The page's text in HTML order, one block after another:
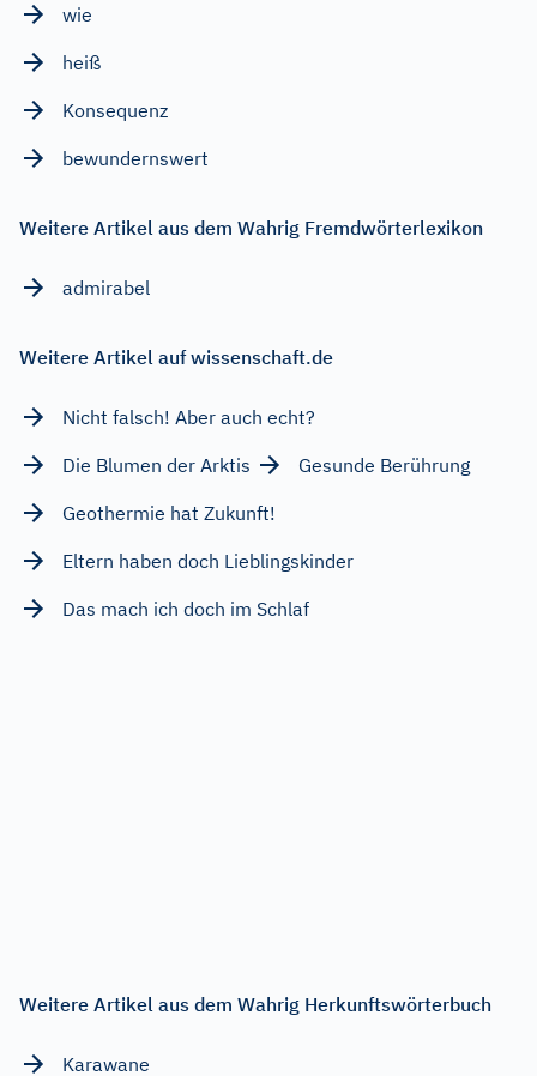
wie
heiß
Konsequenz
bewundernswert
Weitere Artikel aus dem Wahrig Fremdwörterlexikon
admirabel
Weitere Artikel auf wissenschaft.de
Nicht falsch! Aber auch echt?
Die Blumen der Arktis
Gesunde Berührung
Geothermie hat Zukunft!
Eltern haben doch Lieblingskinder
Das mach ich doch im Schlaf
Weitere Artikel aus dem Wahrig Herkunftswörterbuch
Karawane